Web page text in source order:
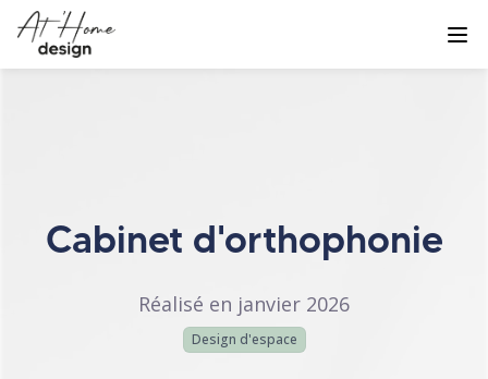
Cabinet d'orthophonie
Réalisé en janvier 2026
Design d'espace